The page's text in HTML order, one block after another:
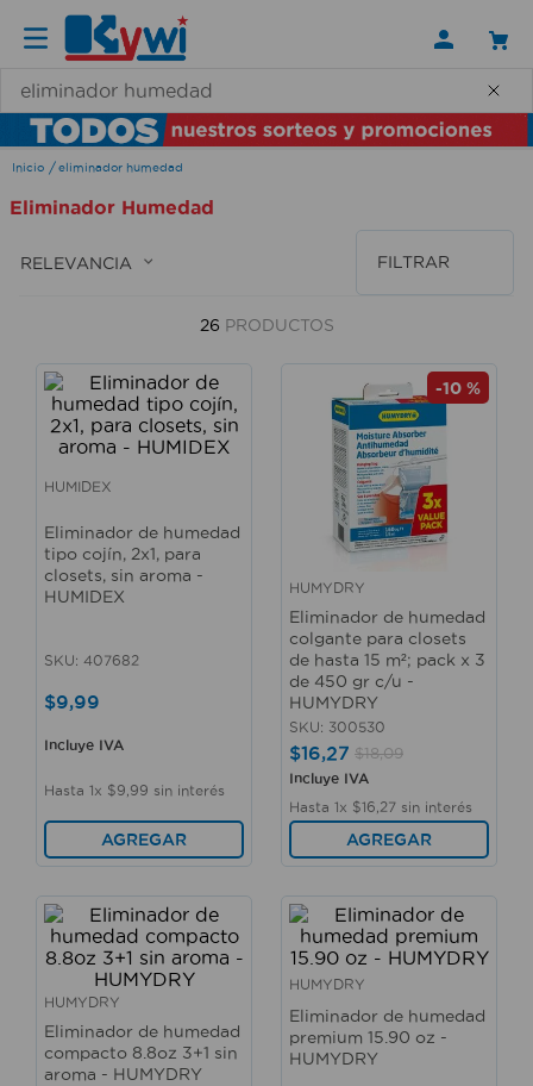
eliminador humedad
Eliminador Humedad
RELEVANCIA FILTRAR
26 PRODUCTOS
HUMIDEX
Eliminador de humedad
tipo cojín, 2x1, para
closets, sin aroma -
HUMIDEX
SKU: 407682
$9,99
Incluye IVA
Hasta 1x $9 99 sin interés
AGREGAR
-10 %
HUMYDRY
Eliminador de humedad
colgante para closets
de hasta 15 m²; pack x 3
de 450 gr c/u -
HUMYDRY
SKU: 300530
$16,27 $18,09
Incluye IVA
Hasta 1x $16 27 sin interés
AGREGAR
HUMYDRY
Eliminador de humedad
compacto 8.8oz 3+1 sin
aroma - HUMYDRY
HUMYDRY
Eliminador de humedad
premium 15.90 oz -
HUMYDRY